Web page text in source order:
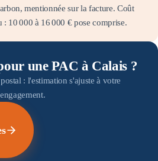
mentionnée sur la facture. Coût
: 10 000 à 16 000 € pose comprise.
une PAC à Calais ?
: l'estimation s'ajuste à votre